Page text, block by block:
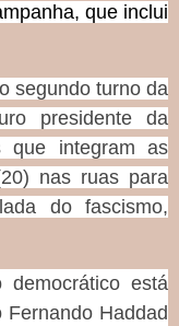
que inclui
segundo turno da
presidente da
que integram as
nas ruas para
do fascismo,
está
Haddad